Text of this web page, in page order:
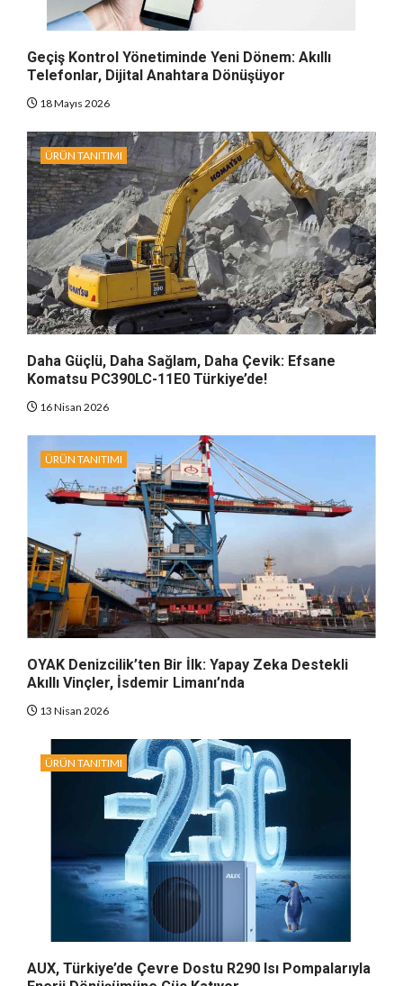
Geçiş Kontrol Yönetiminde Yeni Dönem: Akıllı
Telefonlar, Dijital Anahtara Dönüşüyor
18 Mayıs 2026
ÜRÜN TANITIMI
Daha Güçlü, Daha Sağlam, Daha Çevik: Efsane
Komatsu PC390LC-11E0 Türkiye’de!
16 Nisan 2026
ÜRÜN TANITIMI
OYAK Denizcilik’ten Bir İlk: Yapay Zeka Destekli
Akıllı Vinçler, İsdemir Limanı’nda
13 Nisan 2026
ÜRÜN TANITIMI
AUX, Türkiye’de Çevre Dostu R290 Isı Pompalarıyla